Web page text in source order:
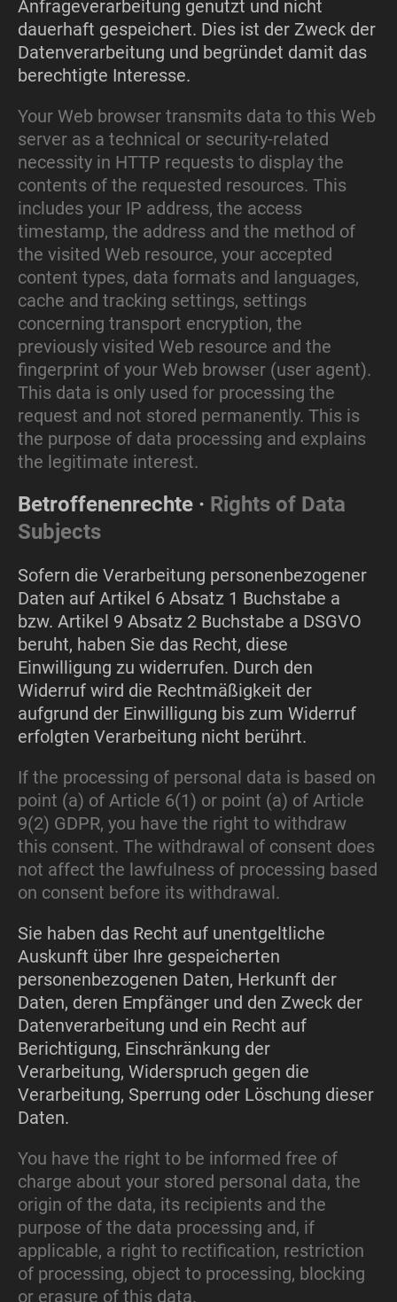
Anfrageverarbeitung genutzt und nicht
dauerhaft gespeichert. Dies ist der Zweck der
Datenverarbeitung und begründet damit das
berechtigte Interesse.
Your Web browser transmits data to this Web
server as a technical or security-related
necessity in HTTP requests to display the
contents of the requested resources. This
includes your IP address, the access
timestamp, the address and the method of
the visited Web resource, your accepted
content types, data formats and languages,
cache and tracking settings, settings
concerning transport encryption, the
previously visited Web resource and the
fingerprint of your Web browser (user agent).
This data is only used for processing the
request and not stored permanently. This is
the purpose of data processing and explains
the legitimate interest.
Betroffenenrechte · Rights of Data
Subjects
Sofern die Verarbeitung personenbezogener
Daten auf Artikel 6 Absatz 1 Buchstabe a
bzw. Artikel 9 Absatz 2 Buchstabe a DSGVO
beruht, haben Sie das Recht, diese
Einwilligung zu widerrufen. Durch den
Widerruf wird die Rechtmäßigkeit der
aufgrund der Einwilligung bis zum Widerruf
erfolgten Verarbeitung nicht berührt.
If the processing of personal data is based on
point (a) of Article 6(1) or point (a) of Article
9(2) GDPR, you have the right to withdraw
this consent. The withdrawal of consent does
not affect the lawfulness of processing based
on consent before its withdrawal.
Sie haben das Recht auf unentgeltliche
Auskunft über Ihre gespeicherten
personenbezogenen Daten, Herkunft der
Daten, deren Empfänger und den Zweck der
Datenverarbeitung und ein Recht auf
Berichtigung, Einschränkung der
Verarbeitung, Widerspruch gegen die
Verarbeitung, Sperrung oder Löschung dieser
Daten.
You have the right to be informed free of
charge about your stored personal data, the
origin of the data, its recipients and the
purpose of the data processing and, if
applicable, a right to rectification, restriction
of processing, object to processing, blocking
or erasure of this data.